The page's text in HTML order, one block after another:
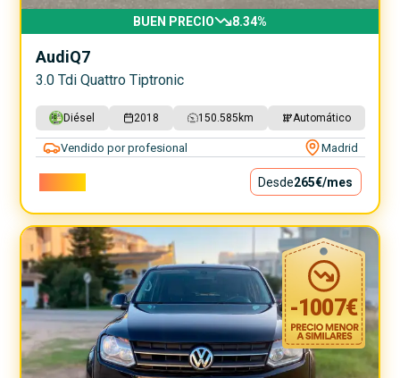
BUEN PRECIO 8.34%
AudiQ7
3.0 Tdi Quattro Tiptronic
Diésel 2018 150.585 km Automático
Vendido por profesional Madrid
Desde265€/mes
-1007€